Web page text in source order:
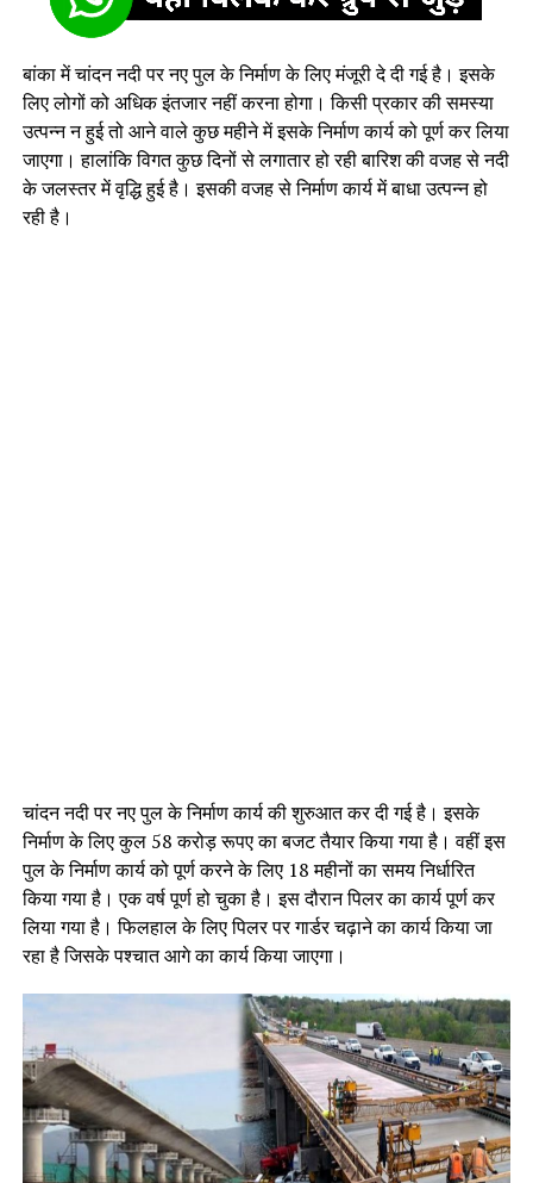
बांका में चांदन नदी पर नए पुल के निर्माण के लिए मंजूरी दे दी गई है। इसके
लिए लोगों को अधिक इंतजार नहीं करना होगा। किसी प्रकार की समस्या
उत्पन्न न हुई तो आने वाले कुछ महीने में इसके निर्माण कार्य को पूर्ण कर लिया
जाएगा। हालांकि विगत कुछ दिनों से लगातार हो रही बारिश की वजह से नदी
के जलस्तर में वृद्धि हुई है। इसकी वजह से निर्माण कार्य में बाधा उत्पन्न हो
रही है।
चांदन नदी पर नए पुल के निर्माण कार्य की शुरुआत कर दी गई है। इसके
निर्माण के लिए कुल 58 करोड़ रूपए का बजट तैयार किया गया है। वहीं इस
पुल के निर्माण कार्य को पूर्ण करने के लिए 18 महीनों का समय निर्धारित
किया गया है। एक वर्ष पूर्ण हो चुका है। इस दौरान पिलर का कार्य पूर्ण कर
लिया गया है। फिलहाल के लिए पिलर पर गार्डर चढ़ाने का कार्य किया जा
रहा है जिसके पश्चात आगे का कार्य किया जाएगा।